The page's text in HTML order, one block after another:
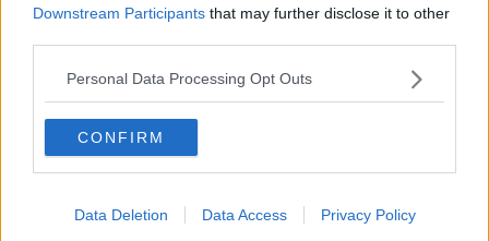
Downstream Participants that may further disclose it to other
Personal Data Processing Opt Outs
CONFIRM
Data Deletion Data Access Privacy Policy
Bennet, un giorno in attesa di Biden
Sudafrica, è allarme alimentare
Usa di nuovo al centro della geopolitica internazionale
L’appuntamento di Israele con il cambiamento
La farsa delle elezioni in Siria
Niente di nuovo in Medioriente